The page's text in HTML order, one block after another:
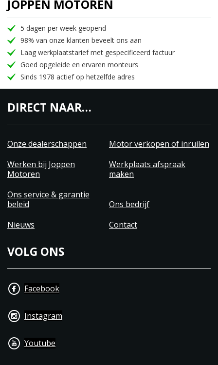
JOPPEN MOTOREN
5 dagen per week geopend
98% van onze klanten beveelt ons aan
Laag werkplaatstarief met gespecificeerd factuur
Goed opgeleide en ervaren monteurs
Sinds 1978 actief op hetzelfde adres
DIRECT NAAR…
Onze dealerschappen
Motor verkopen of inruilen
Werken bij Joppen
Motoren
Werkplaats afspraak
maken
Ons service & garantie
beleid
Ons bedrijf
Nieuws
Contact
VOLG ONS
Facebook
Instagram
Youtube